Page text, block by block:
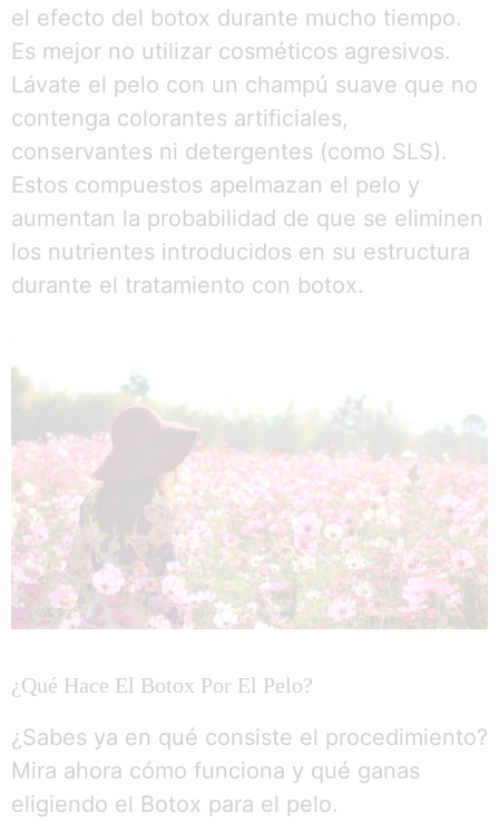
el efecto del botox durante mucho tiempo.
Es mejor no utilizar cosméticos agresivos.
Lávate el pelo con un champú suave que no
contenga colorantes artificiales,
conservantes ni detergentes (como SLS).
Estos compuestos apelmazan el pelo y
aumentan la probabilidad de que se eliminen
los nutrientes introducidos en su estructura
durante el tratamiento con botox.
¿Qué Hace El Botox Por El Pelo?
¿Sabes ya en qué consiste el procedimiento?
Mira ahora cómo funciona y qué ganas
eligiendo el Botox para el pelo.